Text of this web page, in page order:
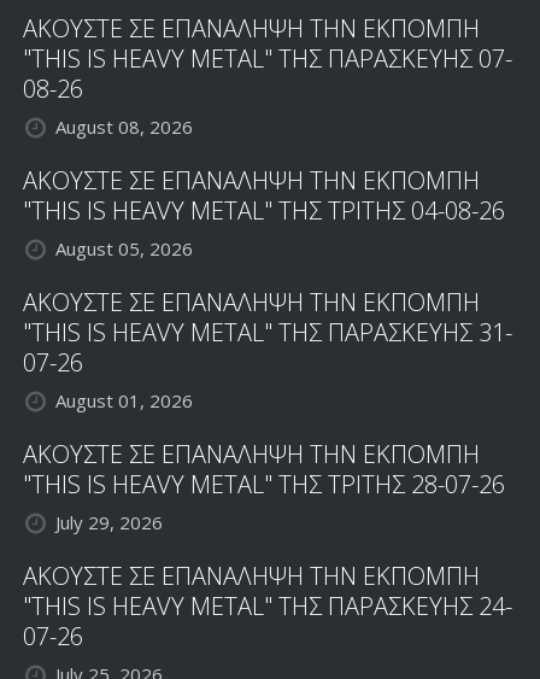
ΑΚΟΥΣΤΕ ΣΕ ΕΠΑΝΑΛΗΨΗ ΤΗΝ ΕΚΠΟΜΠΗ
"THIS IS HEAVY METAL" ΤΗΣ ΠΑΡΑΣΚΕΥΗΣ 07-
08-26
August 08, 2026
ΑΚΟΥΣΤΕ ΣΕ ΕΠΑΝΑΛΗΨΗ ΤΗΝ ΕΚΠΟΜΠΗ
"THIS IS HEAVY METAL" ΤΗΣ ΤΡΙΤΗΣ 04-08-26
August 05, 2026
ΑΚΟΥΣΤΕ ΣΕ ΕΠΑΝΑΛΗΨΗ ΤΗΝ ΕΚΠΟΜΠΗ
"THIS IS HEAVY METAL" ΤΗΣ ΠΑΡΑΣΚΕΥΗΣ 31-
07-26
August 01, 2026
ΑΚΟΥΣΤΕ ΣΕ ΕΠΑΝΑΛΗΨΗ ΤΗΝ ΕΚΠΟΜΠΗ
"THIS IS HEAVY METAL" ΤΗΣ ΤΡΙΤΗΣ 28-07-26
July 29, 2026
ΑΚΟΥΣΤΕ ΣΕ ΕΠΑΝΑΛΗΨΗ ΤΗΝ ΕΚΠΟΜΠΗ
"THIS IS HEAVY METAL" ΤΗΣ ΠΑΡΑΣΚΕΥΗΣ 24-
07-26
July 25, 2026